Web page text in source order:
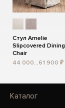
Стул Amelie
Slipcovered Dining
Chair
44 000...61 900 ₽
Каталог